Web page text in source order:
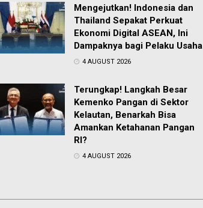
Mengejutkan! Indonesia dan
Thailand Sepakat Perkuat
Ekonomi Digital ASEAN, Ini
Dampaknya bagi Pelaku Usaha
4 AUGUST 2026
Terungkap! Langkah Besar
Kemenko Pangan di Sektor
Kelautan, Benarkah Bisa
Amankan Ketahanan Pangan
RI?
4 AUGUST 2026